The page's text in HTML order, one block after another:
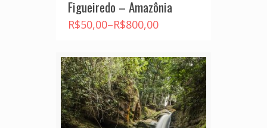
Figueiredo – Amazônia
R$50,00–R$800,00